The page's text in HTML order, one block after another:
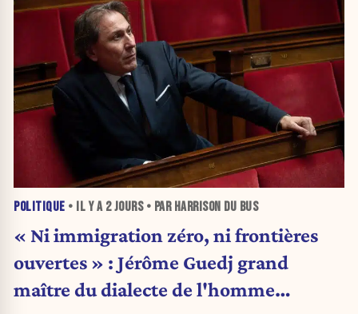
POLITIQUE • IL Y A 2 JOURS• PAR HARRISON DU BUS
« Ni immigration zéro, ni frontières
ouvertes » : Jérôme Guedj grand
maître du dialecte de l'homme